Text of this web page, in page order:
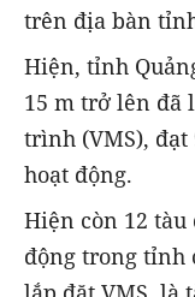
trên địa bàn
Hiện, tỉnh
15 m trở lên đã
trình (VMS), đạt
hoạt động.
Hiện còn 12 tàu
động trong tỉnh